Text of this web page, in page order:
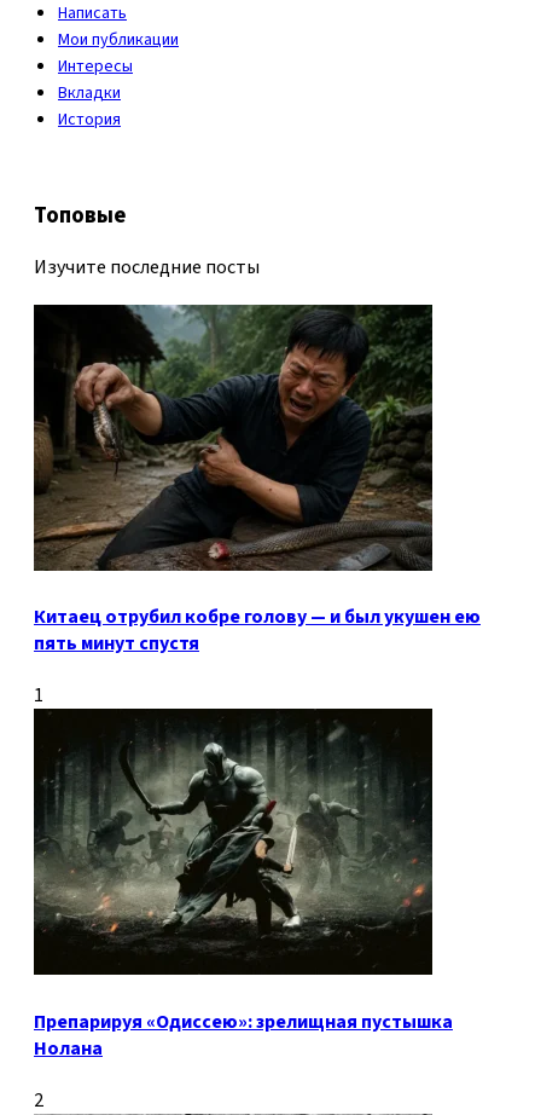
Написать
Мои публикации
Интересы
Вкладки
История
Топовые
Изучите последние посты
Китаец отрубил кобре голову — и был укушен ею
пять минут спустя
1
Препарируя «Одиссею»: зрелищная пустышка
Нолана
2